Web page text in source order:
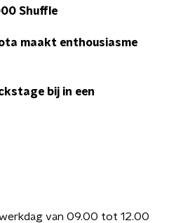
Shuffle
maakt enthousiasme
bij in een
van 09.00 tot 12.00